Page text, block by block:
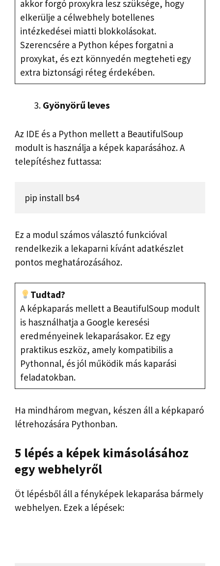
akkor forgó proxykra lesz szüksége, hogy
elkerülje a célwebhely botellenes
intézkedései miatti blokkolásokat.
Szerencsére a Python képes forgatni a
proxykat, és ezt könnyedén megteheti egy
extra biztonsági réteg érdekében.
Gyönyörű leves
Az IDE és a Python mellett a BeautifulSoup
modult is használja a képek kaparásához. A
telepítéshez futtassa:
pip install bs4
Ez a modul számos választó funkcióval
rendelkezik a lekaparni kívánt adatkészlet
pontos meghatározásához.
Tudtad?
A képkaparás mellett a BeautifulSoup modult
is használhatja a Google keresési
eredményeinek lekaparásakor. Ez egy
praktikus eszköz, amely kompatibilis a
Pythonnal, és jól működik más kaparási
feladatokban.
Ha mindhárom megvan, készen áll a képkaparó
létrehozására Pythonban.
5 lépés a képek kimásolásához
egy webhelyről
Öt lépésből áll a fényképek lekaparása bármely
webhelyen. Ezek a lépések: